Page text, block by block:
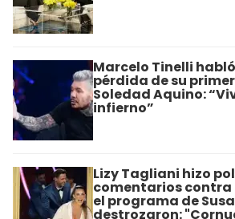
Marcelo Tinelli
pérdida de su
Soledad Aquino:
infierno”
Lizy Tagliani hizo
comentarios contra
el programa de
destrozaron: